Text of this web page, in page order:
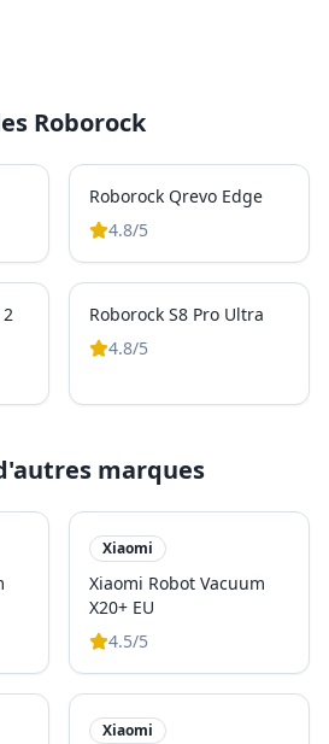
Roborock
Roborock Qrevo Edge
4.8/5
Roborock S8 Pro Ultra
4.8/5
marques
Xiaomi
Xiaomi Robot Vacuum
X20+ EU
4.5/5
Xiaomi